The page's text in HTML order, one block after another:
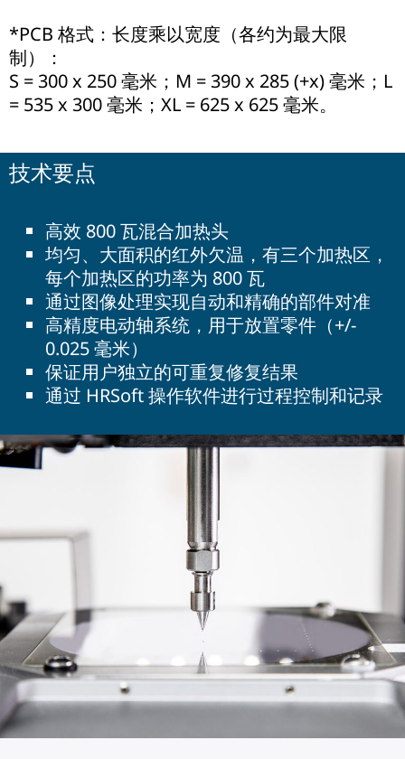
*PCB 格式：长度乘以宽度（各约为最大限
制）：
S = 300 x 250 毫米；M = 390 x 285 (+x) 毫米；L
= 535 x 300 毫米；XL = 625 x 625 毫米。
技术要点
高效 800 瓦混合加热头
均匀、大面积的红外欠温，有三个加热区，
每个加热区的功率为 800 瓦
通过图像处理实现自动和精确的部件对准
高精度电动轴系统，用于放置零件（+/-
0.025 毫米）
保证用户独立的可重复修复结果
通过 HRSoft 操作软件进行过程控制和记录